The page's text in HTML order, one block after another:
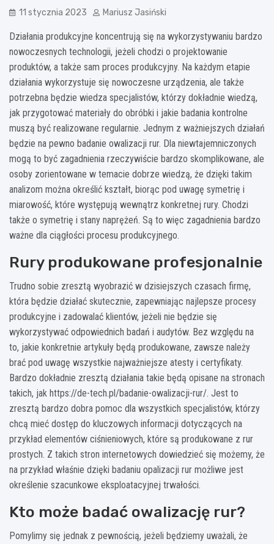
11 stycznia 2023 Mariusz Jasiński
Działania produkcyjne koncentrują się na wykorzystywaniu bardzo
nowoczesnych technologii, jeżeli chodzi o projektowanie
produktów, a także sam proces produkcyjny. Na każdym etapie
działania wykorzystuje się nowoczesne urządzenia, ale także
potrzebna będzie wiedza specjalistów, którzy dokładnie wiedzą,
jak przygotować materiały do obróbki i jakie badania kontrolne
muszą być realizowane regularnie. Jednym z ważniejszych działań
będzie na pewno badanie owalizacji rur. Dla niewtajemniczonych
mogą to być zagadnienia rzeczywiście bardzo skomplikowane, ale
osoby zorientowane w temacie dobrze wiedzą, że dzięki takim
analizom można określić kształt, biorąc pod uwagę symetrię i
miarowość, które występują wewnątrz konkretnej rury. Chodzi
także o symetrię i stany naprężeń. Są to więc zagadnienia bardzo
ważne dla ciągłości procesu produkcyjnego.
Rury produkowane profesjonalnie
Trudno sobie zresztą wyobrazić w dzisiejszych czasach firmę,
która będzie działać skutecznie, zapewniając najlepsze procesy
produkcyjne i zadowalać klientów, jeżeli nie będzie się
wykorzystywać odpowiednich badań i audytów. Bez względu na
to, jakie konkretnie artykuły będą produkowane, zawsze należy
brać pod uwagę wszystkie najważniejsze atesty i certyfikaty.
Bardzo dokładnie zresztą działania takie będą opisane na stronach
takich, jak https://de-tech.pl/badanie-owalizacji-rur/. Jest to
zresztą bardzo dobra pomoc dla wszystkich specjalistów, którzy
chcą mieć dostęp do kluczowych informacji dotyczących na
przykład elementów ciśnieniowych, które są produkowane z rur
prostych. Z takich stron internetowych dowiedzieć się możemy, że
na przykład właśnie dzięki badaniu opalizacji rur możliwe jest
określenie szacunkowe eksploatacyjnej trwałości.
Kto może badać owalizację rur?
Pomylimy się jednak z pewnością, jeżeli będziemy uważali, że